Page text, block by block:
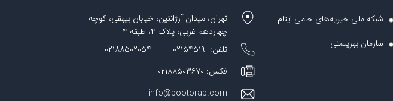
شبکه ملی خیریه‌های حامی ایتام
سازمان بهزیستی
تهران، میدان آرژانتین، خیابان بیهقی، کوچه
چهاردهم غربی، پلاک ۴، طبقه ۴
تلفن: ۰۲۱۵۴۵۱۹ ۰۲۱۸۸۵۰۲۰۵۴
فکس: ۰۲۱۸۸۵۰۳۶۷۰
info@bootorab.com